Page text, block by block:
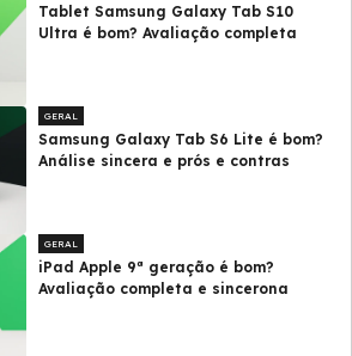
Tablet Samsung Galaxy Tab S10
Ultra é bom? Avaliação completa
GERAL
Samsung Galaxy Tab S6 Lite é bom?
Análise sincera e prós e contras
GERAL
iPad Apple 9ª geração é bom?
Avaliação completa e sincerona